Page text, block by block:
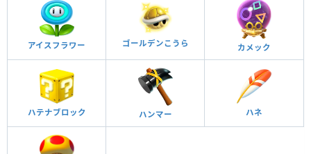
アイスフラワー ゴールデンこうら カメック
ハテナブロック ハンマー ハネ